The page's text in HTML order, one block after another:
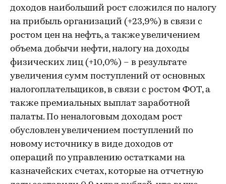
доходов наибольший рост сложился по налогу
на прибыль организаций (+23,9%) в связи с
ростом цен на нефть, а также увеличением
объема добычи нефти, налогу на доходы
физических лиц (+10,0%) – в результате
увеличения сумм поступлений от основных
налогоплательщиков, в связи с ростом ФОТ, а
также премиальных выплат заработной
палаты. По неналоговым доходам рост
обусловлен увеличением поступлений по
новому источнику в виде доходов от
операций по управлению остатками на
казначейских счетах, которые на отчетную